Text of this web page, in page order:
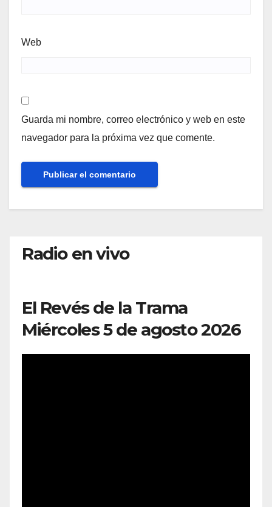
Web
Guarda mi nombre, correo electrónico y web en este
navegador para la próxima vez que comente.
Radio en vivo
El Revés de la Trama
Miércoles 5 de agosto 2026